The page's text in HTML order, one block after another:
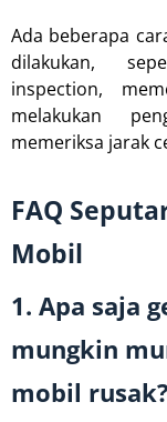
Ada beberapa
dilakukan,
inspection,
melakukan
memeriksa jarak
FAQ
Mobil
1. Apa saja
mungkin
mobil rusak?